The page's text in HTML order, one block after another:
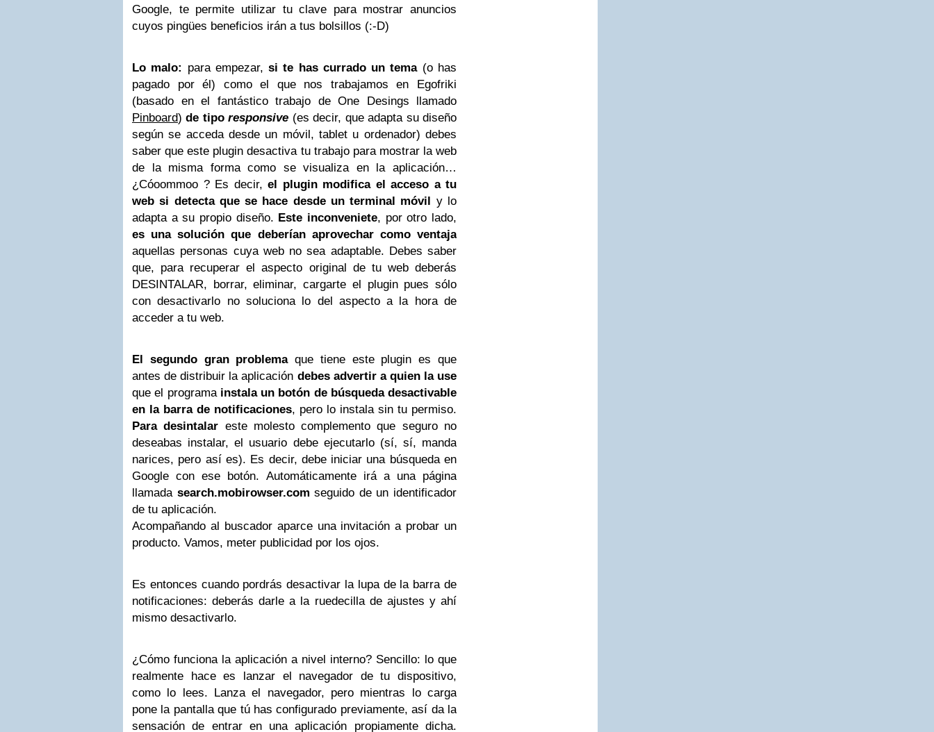
Google, te permite utilizar tu clave para mostrar anuncios
cuyos pingües beneficios irán a tus bolsillos (:-D)
Lo malo: para empezar,si te has currado un tema(o has
pagado por él) como el que nos trabajamos en Egofriki
(basado en el fantástico trabajo de One Desings llamado
Pinboard) de tiporesponsive (es decir, que adapta su diseño
según se acceda desde un móvil, tablet u ordenador) debes
saber que este plugin desactiva tu trabajo para mostrar la web
de la misma forma como se visualiza en la aplicación…
¿Cóoommoo ? Es decir, el plugin modifica el acceso a tu
web si detecta que se hace desde un terminal móvil y lo
adapta a su propio diseño. Este inconveniete, por otro lado,
es una solución que deberían aprovechar como ventaja
aquellas personas cuya web no sea adaptable. Debes saber
que, para recuperar el aspecto original de tu web deberás
DESINTALAR, borrar, eliminar, cargarte el plugin pues sólo
con desactivarlo no soluciona lo del aspecto a la hora de
acceder a tu web.
El segundo gran problema que tiene este plugin es que
antes de distribuir la aplicación debes advertir a quien la use
que el programainstala un botón de búsqueda desactivable
en la barra de notificaciones, pero lo instala sin tu permiso.
Para desintalar este molesto complemento que seguro no
deseabas instalar, el usuario debe ejecutarlo (sí, sí, manda
narices, pero así es). Es decir, debe iniciar una búsqueda en
Google con ese botón. Automáticamente irá a una página
llamada search.mobirowser.com seguido de un identificador
de tu aplicación.
Acompañando al buscador aparce una invitación a probar un
producto. Vamos, meter publicidad por los ojos.
Es entonces cuando pordrás desactivar la lupa de la barra de
notificaciones: deberás darle a la ruedecilla de ajustes y ahí
mismo desactivarlo.
¿Cómo funciona la aplicación a nivel interno? Sencillo: lo que
realmente hace es lanzar el navegador de tu dispositivo,
como lo lees. Lanza el navegador, pero mientras lo carga
pone la pantalla que tú has configurado previamente, así da la
sensación de entrar en una aplicación propiamente dicha.